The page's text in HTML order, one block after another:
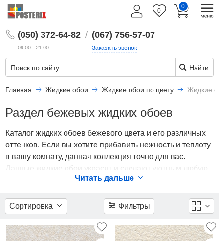
0
0
(050) 372-64-82
09:00 - 21:00
/ (067) 756-57-07
Заказать звонок
Найти
RU
Главная Жидкие обои Жидкие обои по цвету Жидкие
Раздел бежевых жидких обоев
Каталог жидких обоев бежевого цвета и его различных
оттенков. Если вы хотите прибавить нежность и теплоту
в вашу комнату, данная коллекция точно для вас.
комнату в вашем доме. Лучшим же выбором помещения
гостиная.Материалы абсолютно безвредны для
окружающих людей и животных.
Хит данного раздела бежевых жидких
Читать дальше
Фильтры
Фильтры
Цена
по цене
Основной
цвет
Показать
38
бежевый
35
Сортировка